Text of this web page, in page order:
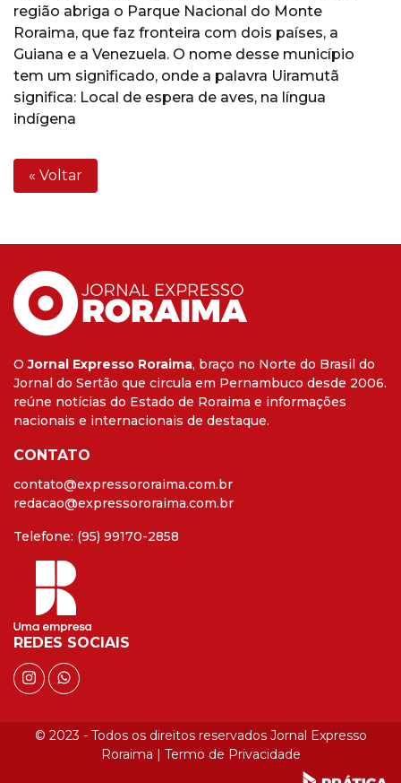
região abriga o Parque Nacional do Monte
Roraima, que faz fronteira com dois países, a
Guiana e a Venezuela. O nome desse município
tem um significado, onde a palavra Uiramutã
significa: Local de espera de aves, na língua
indígena
« Voltar
OJornal Expresso Roraima, braço no Norte do Brasil do
Jornal do Sertão que circula em Pernambuco desde 2006.
reúne notícias do Estado de Roraima e informações
nacionais e internacionais de destaque.
CONTATO
contato@expressororaima.com.br
redacao@expressororaima.com.br
Telefone: (95) 99170-2858
REDES SOCIAIS
© 2023 - Todos os direitos reservados Jornal Expresso
Roraima | Termo de Privacidade